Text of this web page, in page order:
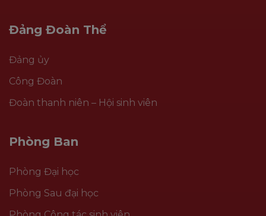
Đảng Đoàn Thể
Đảng ủy
Công Đoàn
Đoàn thanh niên – Hội sinh viên
Phòng Ban
Phòng Đại học
Phòng Sau đại học